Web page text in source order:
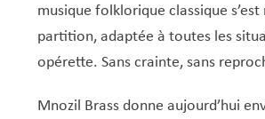
musique folklorique classique
partition, adaptée à toutes les
opérette. Sans crainte, sans
Mnozil Brass donne aujourd’hui